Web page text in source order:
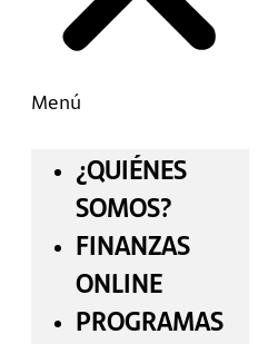
Menú
¿QUIÉNES
SOMOS?
FINANZAS
ONLINE
PROGRAMAS